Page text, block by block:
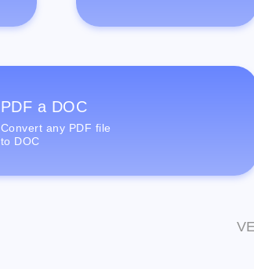
PDF a DOC
Convert any PDF file
to DOC